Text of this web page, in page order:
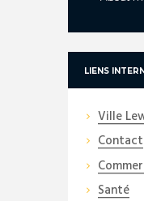
LIENS
Ville
Contact
Santé